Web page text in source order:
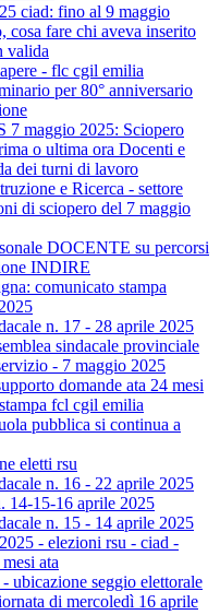
ciad: fino al 9 maggio
cosa fare chi aveva inserito
valida
- flc cgil emilia
per 80° anniversario
maggio 2025: Sciopero
o ultima ora Docenti e
dei turni di lavoro
e Ricerca - settore
di sciopero del 7 maggio
DOCENTE su percorsi
INDIRE
comunicato stampa
n. 17 - 28 aprile 2025
sindacale provinciale
- 7 maggio 2025
domande ata 24 mesi
fcl cgil emilia
pubblica si continua a
eletti rsu
n. 16 - 22 aprile 2025
14-15-16 aprile 2025
n. 15 - 14 aprile 2025
- elezioni rsu - ciad -
ata
ubicazione seggio elettorale
di mercoledì 16 aprile